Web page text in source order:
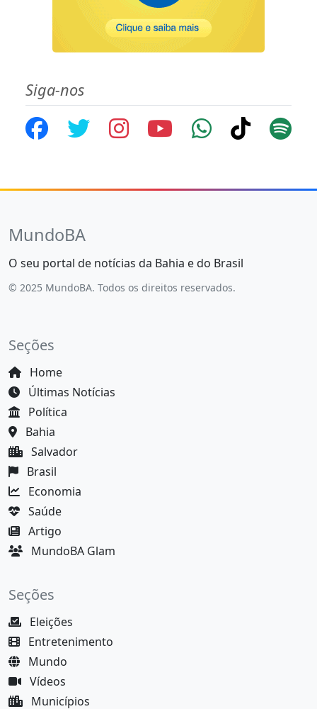
Siga-nos
MundoBA
O seu portal de notícias da Bahia e do Brasil
© 2025 MundoBA. Todos os direitos reservados.
Seções
Home
Últimas Notícias
Política
Bahia
Salvador
Brasil
Economia
Saúde
Artigo
MundoBA Glam
Seções
Eleições
Entretenimento
Mundo
Vídeos
Municípios